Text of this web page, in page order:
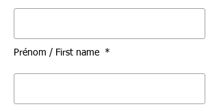
Prénom / First name *